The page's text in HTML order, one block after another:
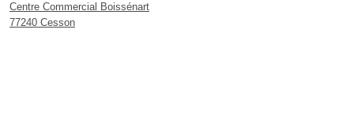
Centre Commercial Boissénart
77240 Cesson